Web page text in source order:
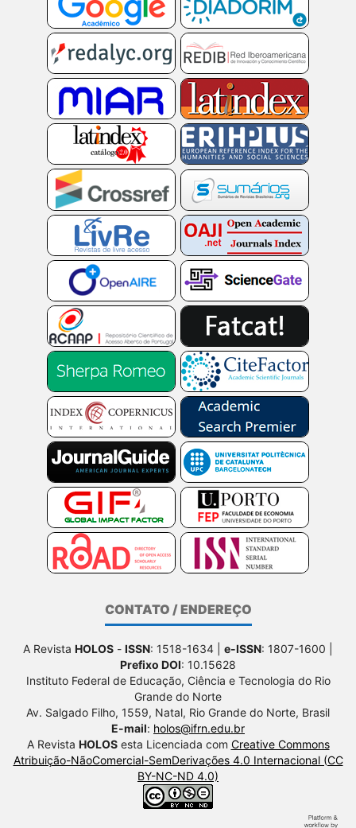
CONTATO / ENDEREÇO
A Revista HOLOS - ISSN: 1518-1634 | e-ISSN: 1807-1600 |
Prefixo DOI: 10.15628
Instituto Federal de Educação, Ciência e Tecnologia do Rio
Grande do Norte
Av. Salgado Filho, 1559, Natal, Rio Grande do Norte, Brasil
E-mail: holos@ifrn.edu.br
A Revista HOLOSesta Licenciada com Creative Commons
Atribuição-NãoComercial-SemDerivações 4.0 Internacional (CC
BY-NC-ND 4.0)